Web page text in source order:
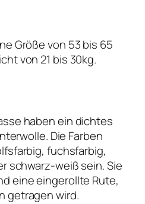
Größe von 53 bis 65
von 21 bis 30kg.
haben ein dichtes
Die Farben
fuchsfarbig,
schwarz-weiß sein. Sie
eine eingerollte Rute,
getragen wird.